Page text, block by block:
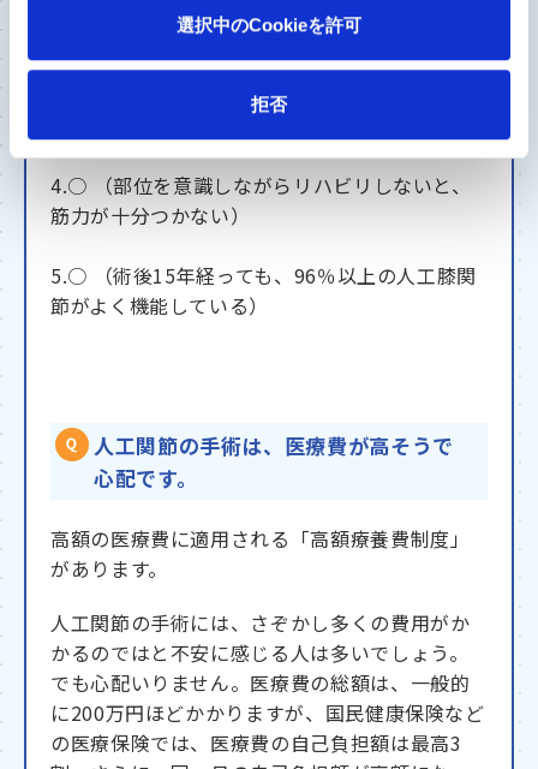
選択中のCookieを許可
拒否
3.× （関係性は不明。骨が強くても変形は生じ
4.○ （部位を意識しながらリハビリしないと、
筋力が十分つかない）
5.○ （術後15年経っても、96％以上の人工膝関
節がよく機能している）
人工関節の手術は、医療費が高そうで
心配です。
高額の医療費に適用される「高額療養費制度」
があります。
人工関節の手術には、さぞかし多くの費用がか
かるのではと不安に感じる人は多いでしょう。
でも心配いりません。医療費の総額は、一般的
に200万円ほどかかりますが、国民健康保険など
の医療保険では、医療費の自己負担額は最高3